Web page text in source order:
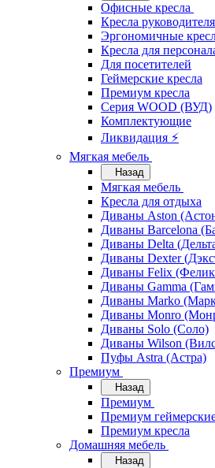
Офисные кресла
Кресла руководителя
Эргономичные
Кресла для
Для посетителей
Геймерские кресла
Премиум кресла
Серия WOOD (ВУД)
Комплектующие
Ликвидация ⚡
Мягкая мебель
Назад
Мягкая мебель
Кресла для отдыха
Диваны Aston
Диваны Barcelona
Диваны Delta
Диваны Dexter
Диваны Felix
Диваны Gamma
Диваны Marko
Диваны Monro
Диваны Solo (Соло)
Диваны Wilson
Пуфы Astra (Астра)
Премиум
Назад
Премиум
Премиум
Премиум кресла
Домашняя мебель
Назад